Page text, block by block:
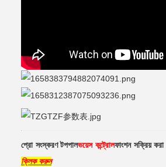
প্রো সংস্করণ টপপালভয়েস কন্ট্রোলফাংশন সক্রিয়
ক্লিক করুন